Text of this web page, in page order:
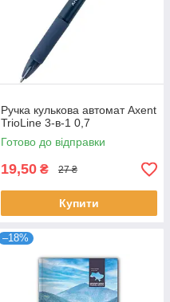
Ручка кулькова автомат Axent
TrioLine 3-в-1 0,7
Готово до відправки
19,50 ₴ 27 ₴
Купити
–18%